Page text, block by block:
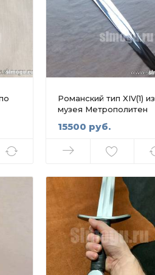
Романский тип XIV(1) из
музея Метрополитен
15500 руб.